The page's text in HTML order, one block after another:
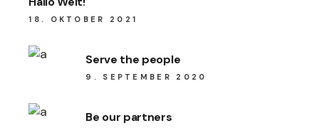
18. OKTOBER 2021
Serve the people
9. SEPTEMBER 2020
Be our partners